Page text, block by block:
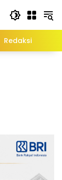
Redaksi